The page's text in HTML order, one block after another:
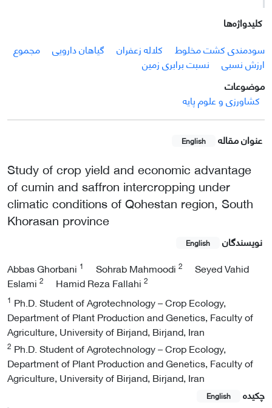
کلیدواژه‌ها
سودمندی کشت مخلوط
کلاله زعفران گیاهان دارویی
مجموع
ارزش نسبی
نسبت برابری زمین
موضوعات
کشاورزی و علوم پایه
عنوان مقاله English
Study of crop yield and economic advantage
of cumin and saffron intercropping under
climatic conditions of Qohestan region, South
Khorasan province
نویسندگان English
Abbas Ghorbani 1 Sohrab Mahmoodi 2
Seyed Vahid
Eslami 2 Hamid Reza Fallahi 2
1 Ph.D. Student of Agrotechnology – Crop Ecology,
Department of Plant Production and Genetics, Faculty of
Agriculture, University of Birjand, Birjand, Iran
2 Ph.D. Student of Agrotechnology – Crop Ecology,
Department of Plant Production and Genetics, Faculty of
Agriculture, University of Birjand, Birjand, Iran
چکیده
English